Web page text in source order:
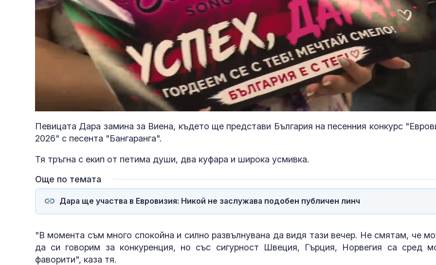
Loaded:
Певицата Дара замина за Виена, където ще представи България на песенния конкурс
2026" с песента "Бангаранга".
Тя тръгна с екип от петима души, два куфара и широка усмивка.
Още по темата
Дара ще участва в Евровизия: Никой не заслужава подобен публичен линч
"В момента съм много спокойна и силно развълнувана да видя тази вечер. Не смятам, че
да си говорим за конкуренция, но със сигурност Швеция, Гърция, Норвегия са сред
фаворити", каза тя.